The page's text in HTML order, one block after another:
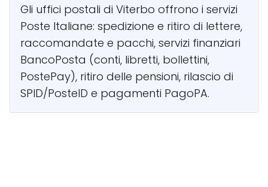
Gli uffici postali di Viterbo offrono i servizi
Poste Italiane: spedizione e ritiro di lettere,
raccomandate e pacchi, servizi finanziari
BancoPosta (conti, libretti, bollettini,
PostePay), ritiro delle pensioni, rilascio di
SPID/PosteID e pagamenti PagoPA.